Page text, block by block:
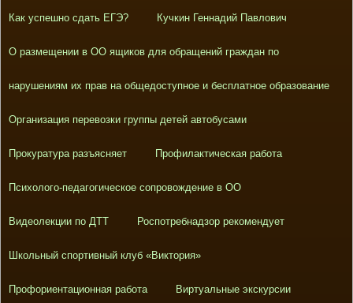
Как успешно сдать ЕГЭ? Кучкин Геннадий Павлович
О размещении в ОО ящиков для обращений граждан по
нарушениям их прав на общедоступное и бесплатное образование
Организация перевозки группы детей автобусами
Прокуратура разъясняет Профилактическая работа
Психолого-педагогическое сопровождение в ОО
Видеолекции по ДТТ Роспотребнадзор рекомендует
Школьный спортивный клуб «Виктория»
Профориентационная работа Виртуальные экскурсии